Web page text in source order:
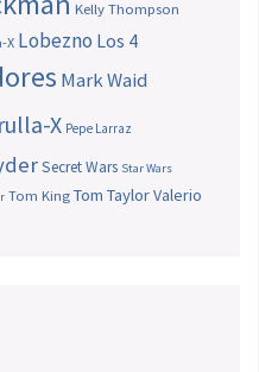
Kelly Thompson
X Lobezno Los 4
Mark Waid
X Pepe Larraz
Secret Wars Star Wars
Tom King Tom TaylorValerio